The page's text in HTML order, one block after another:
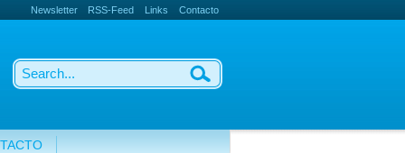
Newsletter RSS-Feed Links Contacto